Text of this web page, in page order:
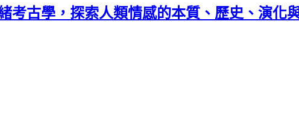
考古學，探索人類情感的本質、歷史、演化